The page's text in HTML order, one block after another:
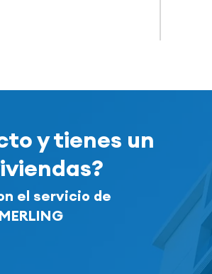
y tienes un
el servicio de